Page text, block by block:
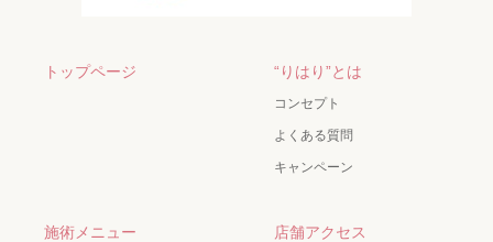
トップページ “りはり”とは
コンセプト
よくある質問
キャンペーン
施術メニュー 店舗アクセス